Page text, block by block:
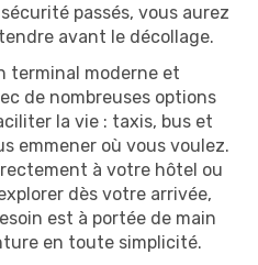
passés, vous aurez
avant le décollage.
terminal moderne et
de nombreuses options
la vie : taxis, bus et
emmener où vous voulez.
à votre hôtel ou
dès votre arrivée,
est à portée de main
en toute simplicité.